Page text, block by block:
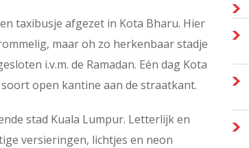
taxibusje afgezet in Kota Bharu. Hier
maar oh zo herkenbaar stadje
i.v.m. de Ramadan. Eén dag Kota
open kantine aan de straatkant.
stad Kuala Lumpur. Letterlijk en
versieringen, lichtjes en neon